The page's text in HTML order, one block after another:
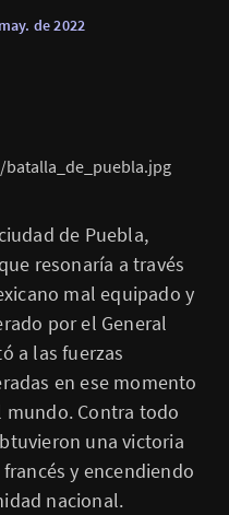
de 2022
de Puebla,
resonaría a través
mal equipado y
por el General
a las fuerzas
en ese momento
Contra todo
una victoria
y encendiendo
nacional.